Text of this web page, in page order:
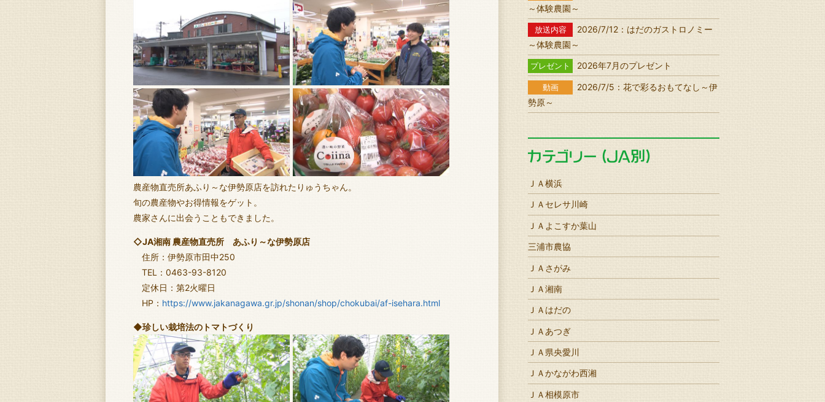
農産物直売所あふり～な伊勢原店を訪れたりゅうちゃん。
旬の農産物やお得情報をゲット。
農家さんに出会うこともできました。
◇JA湘南 農産物直売所 あふり～な伊勢原店
住所：伊勢原市田中250
TEL：0463-93-8120
定休日：第2火曜日
HP： https://www.jakanagawa.gr.jp/shonan/shop/chokubai/af-isehara.html
◆珍しい栽培法のトマトづくり
～体験農園～
放送内容
2026/7/12：はだのガストロノミー
～体験農園～
プレゼント 2026年7月のプレゼント
動画
2026/7/5：花で彩るおもてなし～伊
勢原～
ＪＡ横浜
ＪＡセレサ川崎
ＪＡよこすか葉山
三浦市農協
ＪＡさがみ
ＪＡ湘南
ＪＡはだの
ＪＡあつぎ
ＪＡ県央愛川
ＪＡかながわ西湘
ＪＡ相模原市